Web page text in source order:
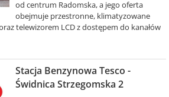
od centrum Radomska, a jego oferta
obejmuje przestronne, klimatyzowane
telewizorem LCD z dostępem do kanałów
Stacja Benzynowa Tesco -
Świdnica Strzegomska 2